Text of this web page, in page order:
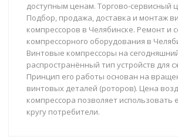
доступным ценам. Торгово-сервисный
Подбор, продажа, доставка и монтаж
компрессоров в Челябинске. Ремонт и
компрессорного оборудования в
Винтовые компрессоры на
распространённый тип устройств для
Принцип его работы основан на
винтовых деталей (роторов). Цена
компрессора позволяет использовать
кругу потребители.